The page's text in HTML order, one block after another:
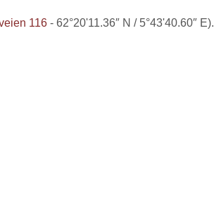
116- 62°20'11.36″ N / 5°43'40.60″ E).